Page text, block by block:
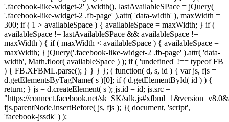
'.facebook-like-widget-2' ).width(), lastAvailableSPace = jQuery(
'.facebook-like-widget-2 .fb-page' ).attr( 'data-width' ), maxWidth =
300; if ( 1 > availableSpace ) { availableSpace = maxWidth; } if (
availableSpace != lastAvailableSPace && availableSpace !=
maxWidth ) { if ( maxWidth < availableSpace ) { availableSpace =
maxWidth; } jQuery('.facebook-like-widget-2 .fb-page' ).attr( 'data-
width', Math.floor( availableSpace ) ); if ( 'undefined' !== typeof FB
) { FB.XFBML.parse(); } } } }; ( function( d, s, id ) { var js, fjs =
d.getElementsByTagName( s )[0]; if ( d.getElementById( id ) ) {
return; } js = d.createElement( s ); js.id = id; js.src =
"https://connect.facebook.net/sk_SK/
fjs.parentNode.insertBefore( js, fjs ); }( document, 'script',
'facebook-jssdk' ) );